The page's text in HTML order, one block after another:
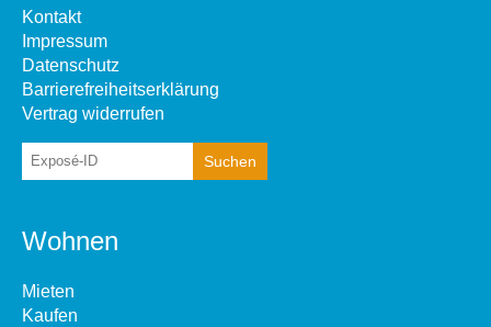
Kontakt
Impressum
Datenschutz
Barrierefreiheitserklärung
Vertrag widerrufen
Wohnen
Mieten
Kaufen